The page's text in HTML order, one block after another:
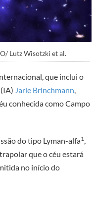
Lutz Wisotzki et al.
que inclui o
Jarle Brinchmann,
conhecida como Campo
do tipo Lyman-alfa1,
que o céu estará
no início do